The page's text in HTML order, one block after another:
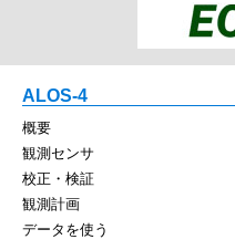
ALOS-4
概要
観測センサ
校正・検証
観測計画
データを使う